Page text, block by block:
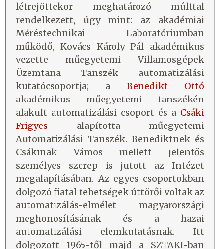
létrejöttekor meghatározó múlttal
rendelkezett, úgy mint: az akadémiai
Méréstechnikai Laboratóriumban
működő, Kovács Károly Pál akadémikus
vezette műegyetemi Villamosgépek
Üzemtana Tanszék automatizálási
kutatócsoportja; a Benedikt Ottó
akadémikus műegyetemi tanszékén
alakult automatizálási csoport és a Csáki
Frigyes alapította műegyetemi
Automatizálási Tanszék. Benediktnek és
Csákinak Vámos mellett jelentős
személyes szerep is jutott az Intézet
megalapításában. Az egyes csoportokban
dolgozó fiatal tehetségek úttörői voltak az
automatizálás-elmélet magyarországi
meghonosításának és a hazai
automatizálási elemkutatásnak. Itt
dolgozott 1965-től majd a SZTAKI-ban